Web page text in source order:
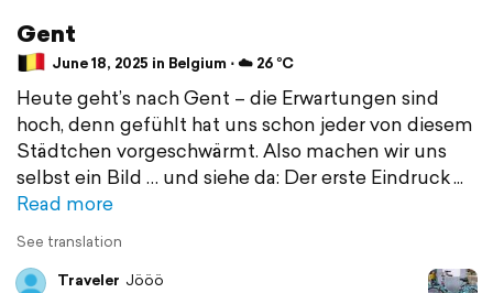
Gent
June 18, 2025 in Belgium ⋅ ☁️ 26 °C
Heute geht’s nach Gent – die Erwartungen sind
hoch, denn gefühlt hat uns schon jeder von diesem
Städtchen vorgeschwärmt. Also machen wir uns
selbst ein Bild … und siehe da: Der erste Eindruck
Read more
See translation
Traveler Jööö